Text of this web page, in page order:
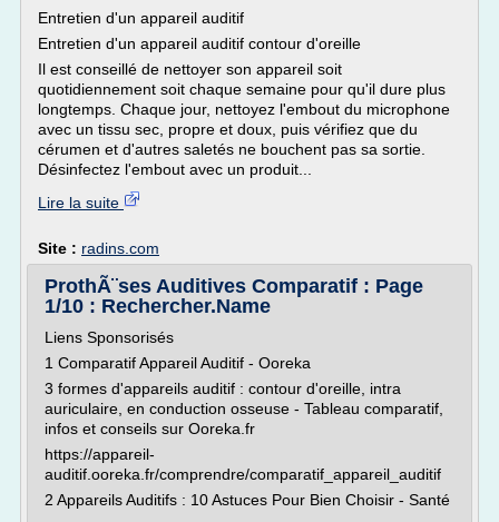
Entretien d'un appareil auditif
Entretien d'un appareil auditif contour d'oreille
Il est conseillé de nettoyer son appareil soit
quotidiennement soit chaque semaine pour qu'il dure plus
longtemps. Chaque jour, nettoyez l'embout du microphone
avec un tissu sec, propre et doux, puis vérifiez que du
cérumen et d'autres saletés ne bouchent pas sa sortie.
Désinfectez l'embout avec un produit...
Lire la suite
Site : radins.com
ProthÃ¨ses Auditives Comparatif : Page
1/10 : Rechercher.Name
Liens Sponsorisés
1 Comparatif Appareil Auditif - Ooreka
3 formes d'appareils auditif : contour d'oreille, intra
auriculaire, en conduction osseuse - Tableau comparatif,
infos et conseils sur Ooreka.fr
https://appareil-
auditif.ooreka.fr/comprendre/comparatif_appareil_auditif
2 Appareils Auditifs : 10 Astuces Pour Bien Choisir - Santé